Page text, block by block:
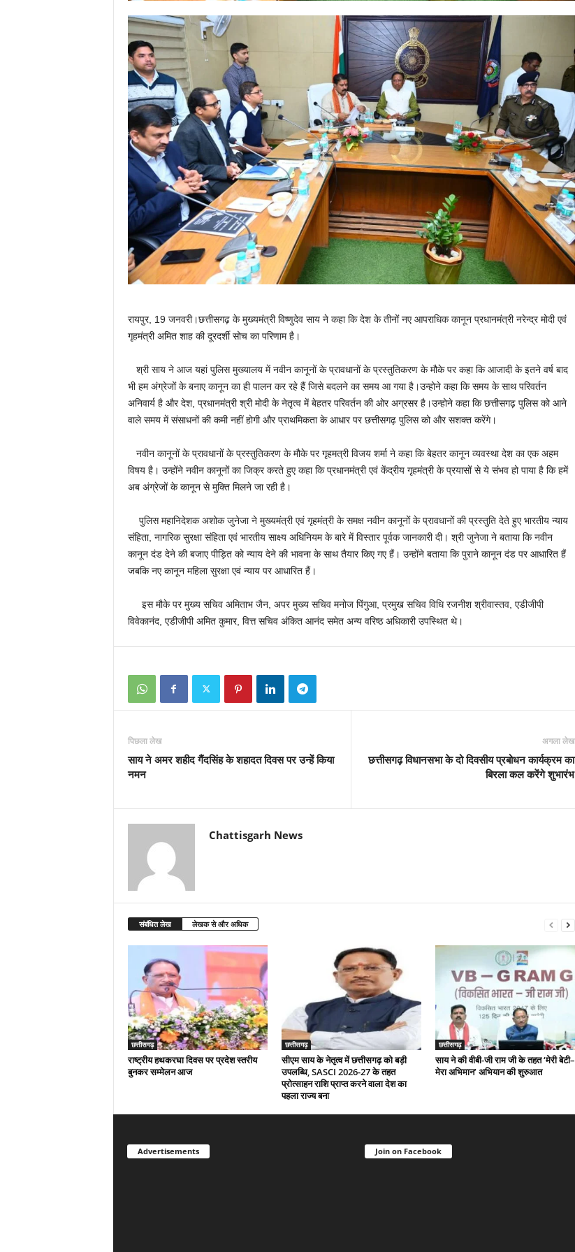
रायपुर, 19 जनवरी।छत्तीसगढ़ के मुख्यमंत्री विष्णुदेव साय ने कहा कि देश के तीनों नए आपराधिक कानून प्रधानमंत्री नरेन्द्र मोदी एवं
गृहमंत्री अमित शाह की दूरदर्शी सोच का परिणाम है।
श्री साय ने आज यहां पुलिस मुख्यालय में नवीन कानूनों के प्रावधानों के प्रस्तुतिकरण के मौके पर कहा कि आजादी के इतने वर्ष बाद
भी हम अंग्रेजों के बनाए कानून का ही पालन कर रहे हैं जिसे बदलने का समय आ गया है।उन्होने कहा कि समय के साथ परिवर्तन
अनिवार्य है और देश, प्रधानमंत्री श्री मोदी के नेतृत्व में बेहतर परिवर्तन की ओर अग्रसर है।उन्होने कहा कि छत्तीसगढ़ पुलिस को आने
वाले समय में संसाधनों की कमी नहीं होगी और प्राथमिकता के आधार पर छत्तीसगढ़ पुलिस को और सशक्त करेंगे।
नवीन कानूनों के प्रावधानों के प्रस्तुतिकरण के मौके पर गृहमत्री विजय शर्मा ने कहा कि बेहतर कानून व्यवस्था देश का एक अहम
विषय है। उन्होंने नवीन कानूनों का जिक्र करते हुए कहा कि प्रधानमंत्री एवं केंद्रीय गृहमंत्री के प्रयासों से ये संभव हो पाया है कि हमें
अब अंग्रेजों के कानून से मुक्ति मिलने जा रही है।
पुलिस महानिदेशक अशोक जुनेजा ने मुख्यमंत्री एवं गृहमंत्री के समक्ष नवीन कानूनों के प्रावधानों की प्रस्तुति देते हुए भारतीय न्याय
संहिता, नागरिक सुरक्षा संहिता एवं भारतीय साक्ष्य अधिनियम के बारे में विस्तार पूर्वक जानकारी दी। श्री जुनेजा ने बताया कि नवीन
कानून दंड देने की बजाए पीड़ित को न्याय देने की भावना के साथ तैयार किए गए हैं। उन्होंने बताया कि पुराने कानून दंड पर आधारित हैं
जबकि नए कानून महिला सुरक्षा एवं न्याय पर आधारित हैं।
इस मौके पर मुख्य सचिव अमिताभ जैन, अपर मुख्य सचिव मनोज पिंगुआ, प्रमुख सचिव विधि रजनीश श्रीवास्तव, एडीजीपी
विवेकानंद, एडीजीपी अमित कुमार, वित्त सचिव अंकित आनंद समेत अन्य वरिष्ठ अधिकारी उपस्थित थे।
पिछला लेख
साय ने अमर शहीद गैंदसिंह के शहादत दिवस पर उन्हें किया
नमन
अगला लेख
छत्तीसगढ़ विधानसभा के दो दिवसीय प्रबोधन कार्यक्रम का
बिरला कल करेंगे शुभारंभ
Chattisgarh News
संबंधित लेख लेखक से और अधिक
छत्तीसगढ़
राष्ट्रीय हथकरघा दिवस पर प्रदेश स्तरीय
बुनकर सम्मेलन आज
छत्तीसगढ़
सीएम साय के नेतृत्व में छत्तीसगढ़ को बड़ी
उपलब्धि, SASCI 2026-27 के तहत
प्रोत्साहन राशि प्राप्त करने वाला देश का
पहला राज्य बना
छत्तीसगढ़
साय ने की वीबी-जी राम जी के तहत ‘मेरी बेटी–
मेरा अभिमान’ अभियान की शुरुआत
Advertisements Join on Facebook